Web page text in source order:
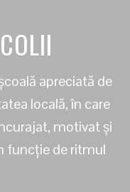
apreciată de
locală, în care
motivat și
funcție de ritmul